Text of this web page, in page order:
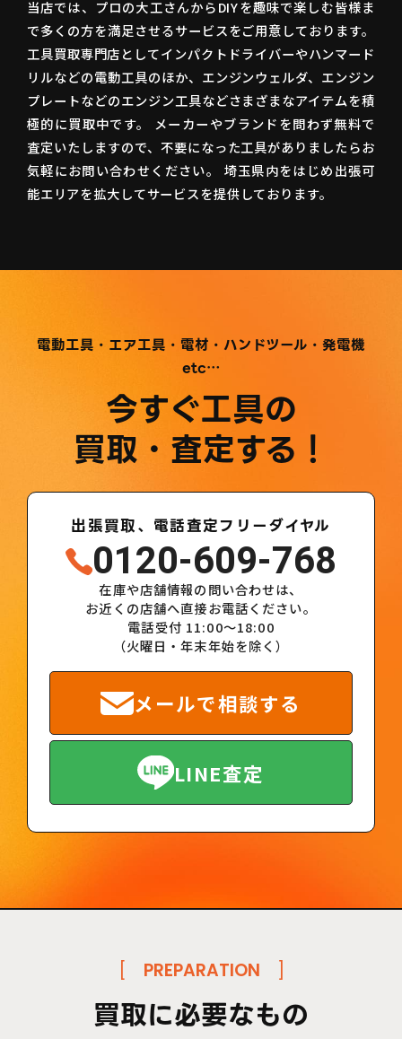
当店では、プロの大工さんからDIYを趣味で楽しむ皆様ま
で多くの方を満足させるサービスをご用意しております。
工具買取専門店としてインパクトドライバーやハンマード
リルなどの電動工具のほか、エンジンウェルダ、エンジン
プレートなどのエンジン工具などさまざまなアイテムを積
極的に買取中です。 メーカーやブランドを問わず無料で
査定いたしますので、不要になった工具がありましたらお
気軽にお問い合わせください。 埼玉県内をはじめ出張可
能エリアを拡大してサービスを提供しております。
電動工具・エア工具・電材・ハンドツール・発電機
etc…
今すぐ工具の
買取・査定する！
出張買取、電話査定フリーダイヤル
0120-609-768
在庫や店舗情報の問い合わせは、
お近くの店舗へ直接お電話ください。
電話受付 11:00～18:00
（火曜日・年末年始を除く）
メールで相談する
LINE査定
PREPARATION
買取に必要なもの